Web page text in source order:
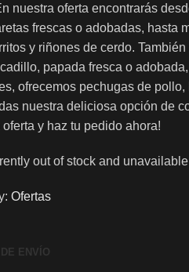
nuestra oferta encontrarás
frescas o adobadas, hasta
y riñones de cerdo.
papada fresca o
ofrecemos pechugas de
nuestra deliciosa opción de
y haz tu pedido ahora!
out of stock and
Ofertas
ENVÍO